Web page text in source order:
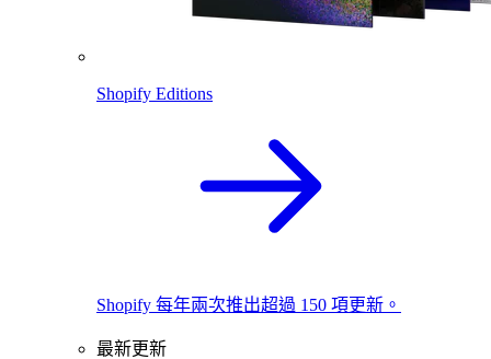
Shopify Editions
Shopify 每年兩次推出超過 150 項更新。
最新更新